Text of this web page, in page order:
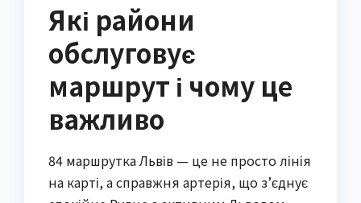
Які райони
обслуговує
маршрут і чому це
важливо
84 маршрутка Львів — це не просто лінія
на карті, а справжня артерія, що з’єднує